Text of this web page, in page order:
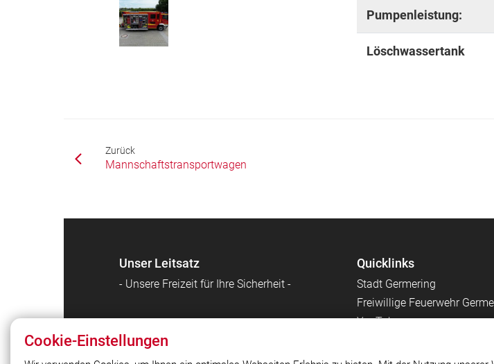
Pumpenleistung:
Löschwassertank
Zurück
Mannschaftstransportwagen
Unser Leitsatz
- Unsere Freizeit für Ihre Sicherheit -
Quicklinks
Stadt Germering
Freiwillige Feuerwehr
YouTube
Cookie-Einstellungen